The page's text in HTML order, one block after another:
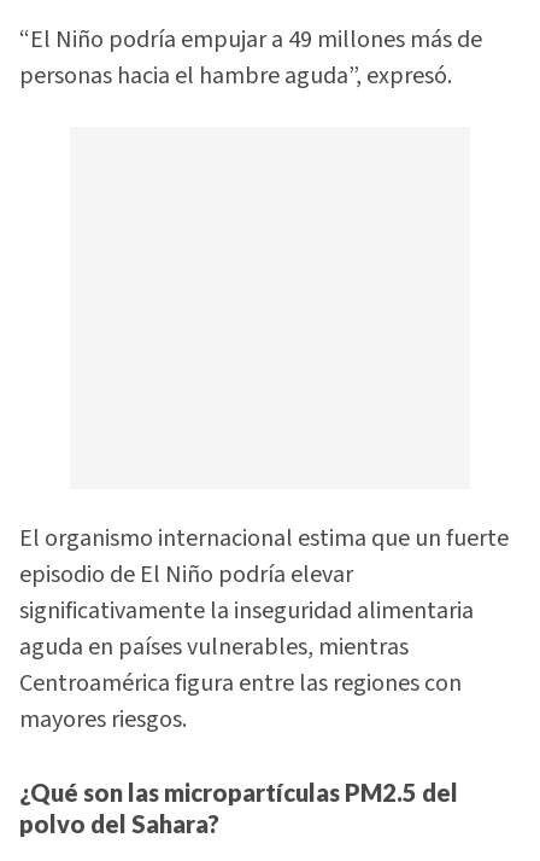
“El Niño podría empujar a 49 millones más de
personas hacia el hambre aguda”, expresó.
El organismo internacional estima que un fuerte
episodio de El Niño podría elevar
significativamente la inseguridad alimentaria
aguda en países vulnerables, mientras
Centroamérica figura entre las regiones con
mayores riesgos.
¿Qué son las micropartículas PM2.5 del
polvo del Sahara?